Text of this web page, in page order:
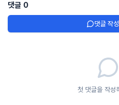
댓글 0
댓글 작성
첫 댓글을 작성